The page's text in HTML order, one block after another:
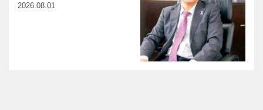
2026.08.01